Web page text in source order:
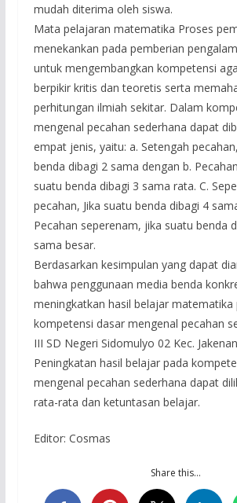
mudah diterima oleh siswa.
Mata pelajaran matematika Proses
menekankan pada pemberian
untuk mengembangkan kompetensi
berpikir kritis dan teoretis serta
perhitungan ilmiah sekitar. Dalam
mengenal pecahan sederhana dapat
empat jenis, yaitu: a. Setengah
benda dibagi 2 sama dengan b.
suatu benda dibagi 3 sama rata. C.
pecahan, Jika suatu benda dibagi 4
Pecahan seperenam, jika suatu benda
sama besar.
Berdasarkan kesimpulan yang dapat
bahwa penggunaan media benda
meningkatkan hasil belajar matematika
kompetensi dasar mengenal pecahan
III SD Negeri Sidomulyo 02 Kec.
Peningkatan hasil belajar pada
mengenal pecahan sederhana dapat
rata-rata dan ketuntasan belajar.
Editor: Cosmas
Share this…